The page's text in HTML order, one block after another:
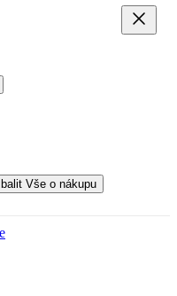
Vše o nákupu